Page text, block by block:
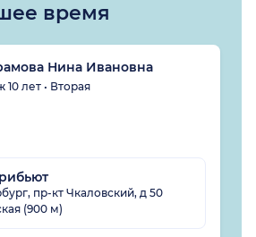
время
Нина Ивановна
10 лет • Вторая
пр-кт Чкаловский, д 50
(900 м)